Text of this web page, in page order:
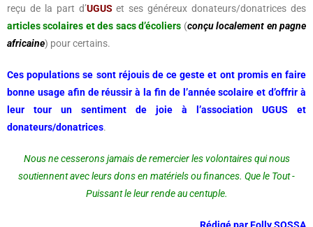
reçu de la part d’UGUS et ses généreux donateurs/donatrices des
articles scolaires et des sacs d’écoliers (conçu localement en pagne
africaine) pour certains.
Ces populations se sont réjouis de ce geste et ont promis en faire
bonne usage afin de réussir à la fin de l’année scolaire et d’offrir à
leur tour un sentiment de joie à l’association UGUS et
donateurs/donatrices.
Nous ne cesserons jamais de remercier les volontaires qui nous
soutiennent avec leurs dons en matériels ou finances. Que le Tout -
Puissant le leur rende au centuple.
Rédigé par Folly SOSSA